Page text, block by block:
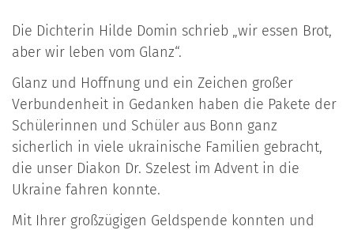
Die Dichterin Hilde Domin schrieb „wir essen Brot,
aber wir leben vom Glanz“.
Glanz und Hoffnung und ein Zeichen großer
Verbundenheit in Gedanken haben die Pakete der
Schülerinnen und Schüler aus Bonn ganz
sicherlich in viele ukrainische Familien gebracht,
die unser Diakon Dr. Szelest im Advent in die
Ukraine fahren konnte.
Mit Ihrer großzügigen Geldspende konnten und